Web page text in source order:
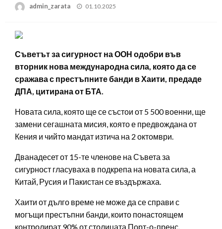
admin_zarata
Posted
01.10.2025
Съветът за сигурност на ООН одобри във
вторник нова международна сила, която да се
сражава с престъпните банди в Хаити, предаде
ДПА, цитирана от БТА.
Новата сила, която ще се състои от 5 500 военни, ще
замени сегашната мисия, която е предвождана от
Кения и чийто мандат изтича на 2 октомври.
Дванадесет от 15-те членове на Съвета за
сигурност гласуваха в подкрепа на новата сила, а
Китай, Русия и Пакистан се въздържаха.
Хаити от дълго време не може да се справи с
могъщи престъпни банди, които понастоящем
контролират 90% от столицата Порт-о-пренс.